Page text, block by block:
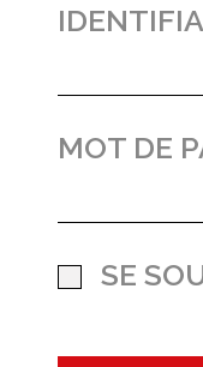
MOT DE
SE